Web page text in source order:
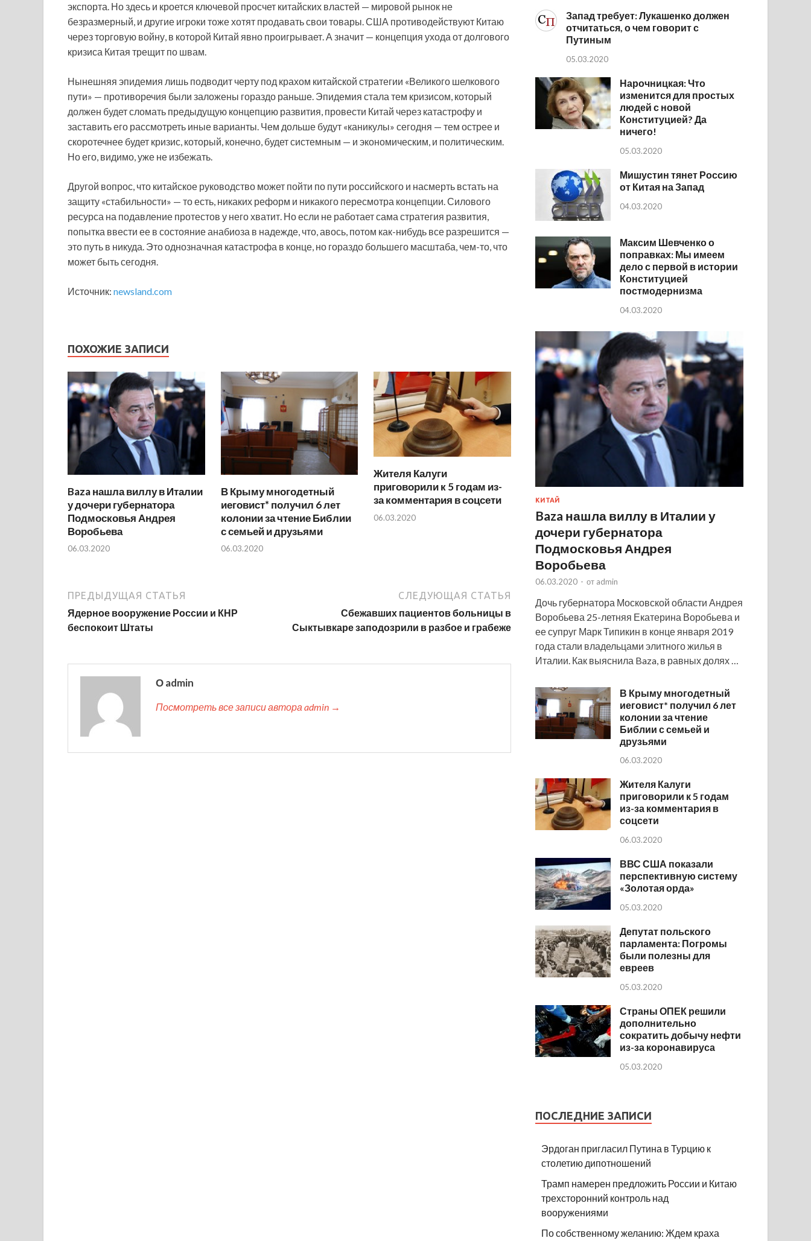
экспорта. Но здесь и кроется ключевой просчет китайских властей — мировой рынок не
безразмерный, и другие игроки тоже хотят продавать свои товары. США противодействуют Китаю
через торговую войну, в которой Китай явно проигрывает. А значит — концепция ухода от долгового
кризиса Китая трещит по швам.
Нынешняя эпидемия лишь подводит черту под крахом китайской стратегии «Великого шелкового
пути» — противоречия были заложены гораздо раньше. Эпидемия стала тем кризисом, который
должен будет сломать предыдущую концепцию развития, провести Китай через катастрофу и
заставить его рассмотреть иные варианты. Чем дольше будут «каникулы» сегодня — тем острее и
скоротечнее будет кризис, который, конечно, будет системным — и экономическим, и политическим.
Но его, видимо, уже не избежать.
Другой вопрос, что китайское руководство может пойти по пути российского и насмерть встать на
защиту «стабильности» — то есть, никаких реформ и никакого пересмотра концепции. Силового
ресурса на подавление протестов у него хватит. Но если не работает сама стратегия развития,
попытка ввести ее в состояние анабиоза в надежде, что, авось, потом как-нибудь все разрешится —
это путь в никуда. Это однозначная катастрофа в конце, но гораздо большего масштаба, чем-то, что
может быть сегодня.
Источник: newsland.com
ПОХОЖИЕ ЗАПИСИ
Baza нашла виллу в Италии
у дочери губернатора
Подмосковья Андрея
Воробьева
06.03.2020
В Крыму многодетный
иеговист* получил 6 лет
колонии за чтение Библии
с семьей и друзьями
06.03.2020
Жителя Калуги
приговорили к 5 годам из-
за комментария в соцсети
06.03.2020
ПРЕДЫДУЩАЯ СТАТЬЯ
Ядерное вооружение России и КНР
беспокоит Штаты
СЛЕДУЮЩАЯ СТАТЬЯ
Сбежавших пациентов больницы в
Сыктывкаре заподозрили в разбое и грабеже
О admin
Посмотреть все записи автора admin →
Запад требует: Лукашенко должен
отчитаться, о чем говорит с
Путиным
05.03.2020
Нарочницкая: Что
изменится для простых
людей с новой
Конституцией? Да
ничего!
05.03.2020
Мишустин тянет Россию
от Китая на Запад
04.03.2020
Максим Шевченко о
поправках: Мы имеем
дело с первой в истории
Конституцией
постмодернизма
04.03.2020
КИТАЙ
Baza нашла виллу в Италии у
дочери губернатора
Подмосковья Андрея
Воробьева
06.03.2020 - от admin
Дочь губернатора Московской области Андрея
Воробьева 25-летняя Екатерина Воробьева и
ее супруг Марк Типикин в конце января 2019
года стали владельцами элитного жилья в
Италии. Как выяснила Baza, в равных долях …
В Крыму многодетный
иеговист* получил 6 лет
колонии за чтение
Библии с семьей и
друзьями
06.03.2020
Жителя Калуги
приговорили к 5 годам
из-за комментария в
соцсети
06.03.2020
ВВС США показали
перспективную систему
«Золотая орда»
05.03.2020
Депутат польского
парламента: Погромы
были полезны для
евреев
05.03.2020
Страны ОПЕК решили
дополнительно
сократить добычу нефти
из-за коронавируса
05.03.2020
ПОСЛЕДНИЕ ЗАПИСИ
Эрдоган пригласил Путина в Турцию к
столетию дипотношений
Трамп намерен предложить России и Китаю
трехсторонний контроль над
вооружениями
По собственному желанию: Ждем краха